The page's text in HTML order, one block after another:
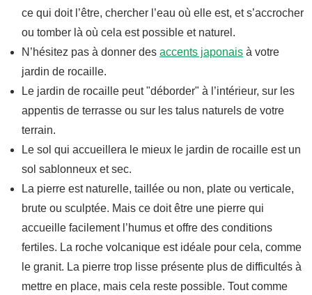
ce qui doit l’être, chercher l’eau où elle est, et s’accrocher
ou tomber là où cela est possible et naturel.
N’hésitez pas à donner des accents japonais à votre
jardin de rocaille.
Le jardin de rocaille peut "déborder" à l’intérieur, sur les
appentis de terrasse ou sur les talus naturels de votre
terrain.
Le sol qui accueillera le mieux le jardin de rocaille est un
sol sablonneux et sec.
La pierre est naturelle, taillée ou non, plate ou verticale,
brute ou sculptée. Mais ce doit être une pierre qui
accueille facilement l’humus et offre des conditions
fertiles. La roche volcanique est idéale pour cela, comme
le granit. La pierre trop lisse présente plus de difficultés à
mettre en place, mais cela reste possible. Tout comme